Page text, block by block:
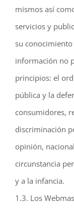
mismos así
servicios y
su conocimiento
información no
principios: el
pública y la
consumidores,
discriminación
opinión,
circunstancia
y a la infancia.
1.3. Los